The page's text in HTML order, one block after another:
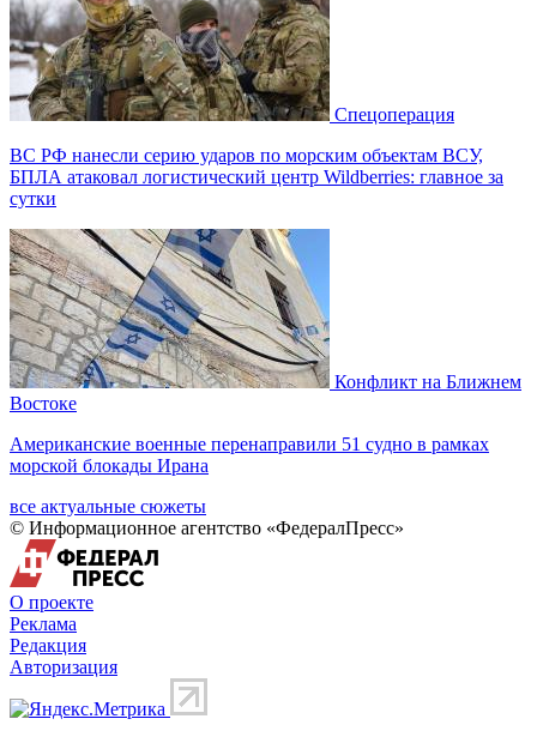
Спецоперация
ВС РФ нанесли серию ударов по морским объектам ВСУ,
БПЛА атаковал логистический центр Wildberries: главное за
сутки
Конфликт на Ближнем
Востоке
Американские военные перенаправили 51 судно в рамках
морской блокады Ирана
все актуальные сюжеты
© Информационное агентство «ФедералПресс»
О проекте
Реклама
Редакция
Авторизация